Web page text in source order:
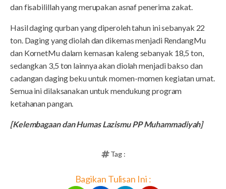
dan fisabilillah yang merupakan asnaf penerima zakat.
Hasil daging qurban yang diperoleh tahun ini sebanyak 22
ton. Daging yang diolah dan dikemas menjadi RendangMu
dan KornetMu dalam kemasan kaleng sebanyak 18,5 ton,
sedangkan 3,5 ton lainnya akan diolah menjadi bakso dan
cadangan daging beku untuk momen-momen kegiatan umat.
Semua ini dilaksanakan untuk mendukung program
ketahanan pangan.
[Kelembagaan dan Humas Lazismu PP Muhammadiyah]
Tag :
Bagikan Tulisan Ini :